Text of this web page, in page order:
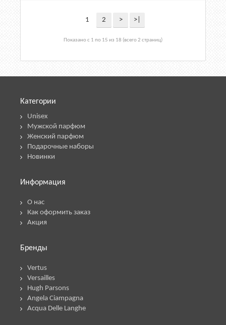
1 2 > >|
Показано с 1 по 15 из 18 (всего 2 страниц)
Категории
Unisex
Мужской парфюм
Женский парфюм
Подарочные наборы
Новинки
Информация
О нас
Как оформить заказ
Акция
Бренды
Vertus
Versailles
Hugh Parsons
Angela Ciampagna
Acqua Delle Langhe